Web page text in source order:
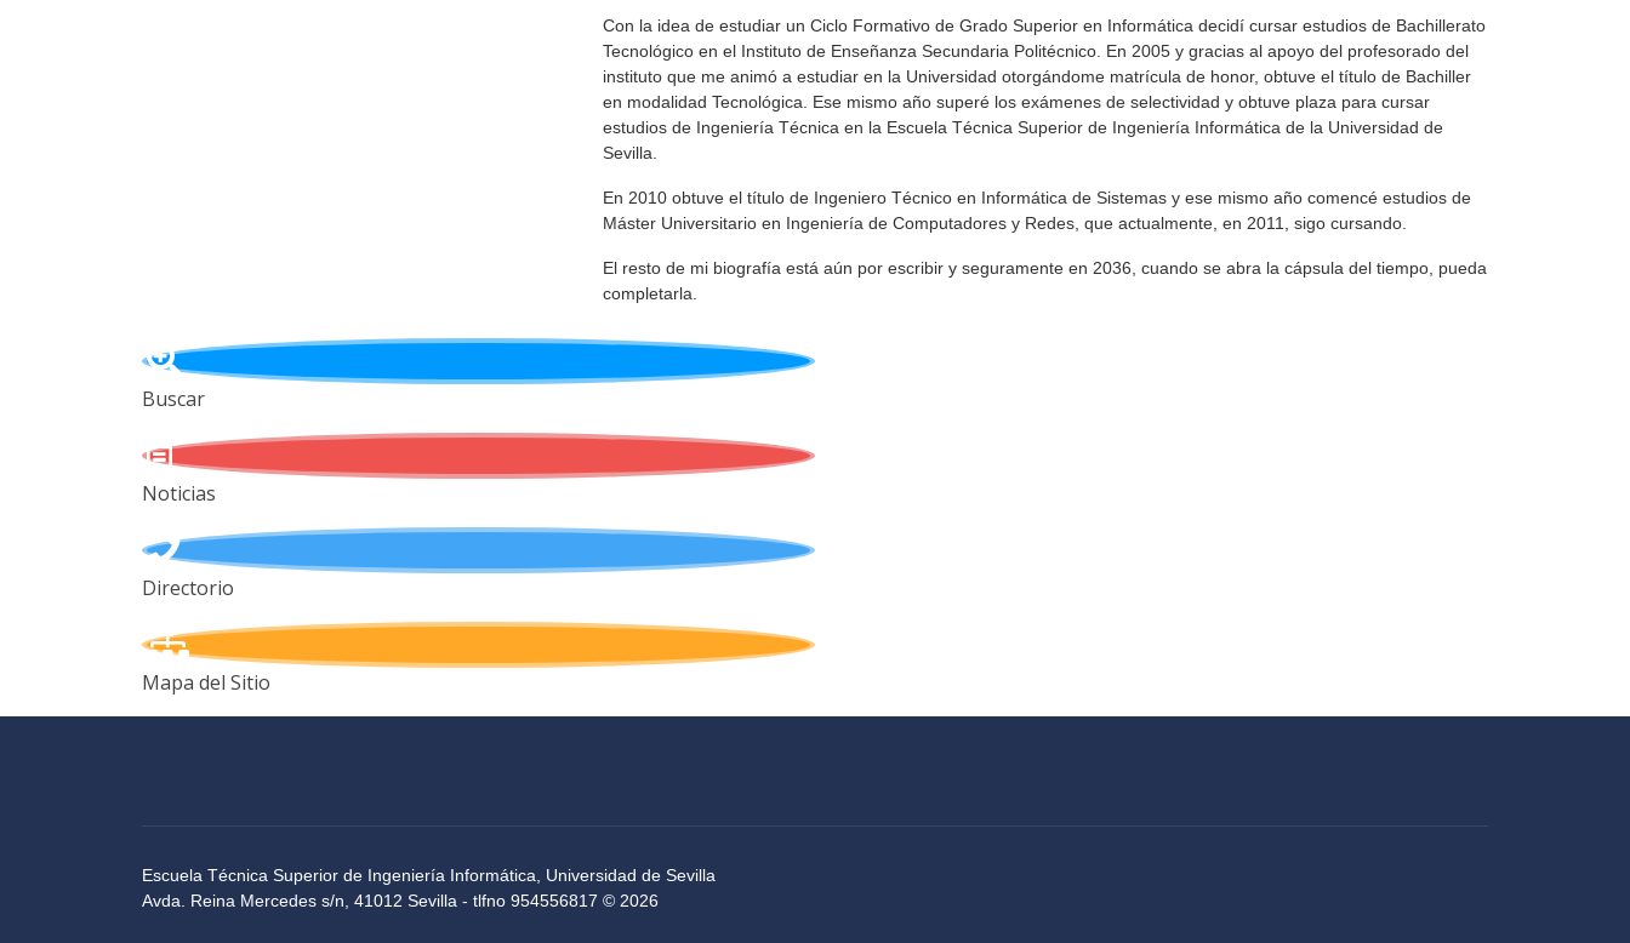
Con la idea de estudiar un Ciclo Formativo de Grado Superior en Informática decidí cursar estudios de Bachillerato
Tecnológico en el Instituto de Enseñanza Secundaria Politécnico. En 2005 y gracias al apoyo del profesorado del
instituto que me animó a estudiar en la Universidad otorgándome matrícula de honor, obtuve el título de Bachiller
en modalidad Tecnológica. Ese mismo año superé los exámenes de selectividad y obtuve plaza para cursar
estudios de Ingeniería Técnica en la Escuela Técnica Superior de Ingeniería Informática de la Universidad de
Sevilla.
En 2010 obtuve el título de Ingeniero Técnico en Informática de Sistemas y ese mismo año comencé estudios de
Máster Universitario en Ingeniería de Computadores y Redes, que actualmente, en 2011, sigo cursando.
El resto de mi biografía está aún por escribir y seguramente en 2036, cuando se abra la cápsula del tiempo, pueda
completarla.
Buscar
Noticias
Directorio
Mapa del Sitio
Escuela Técnica Superior de Ingeniería Informática, Universidad de Sevilla
Avda. Reina Mercedes s/n, 41012 Sevilla - tlfno 954556817 © 2026